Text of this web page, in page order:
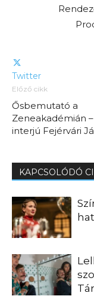
Twitter
Előző cikk
Ősbemutató a
Zeneakadémián
interjú Fejérvári
KAPCSOLÓDÓ